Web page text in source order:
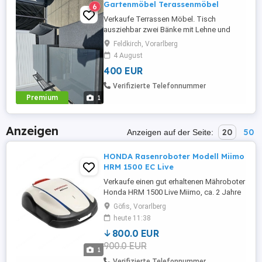
Premium 1
6 Gartenmöbel Terassenmöbel
Verkaufe Terrassen Möbel. Tisch
ausziehbar zwei Bänke mit Lehne und
zwei Bänke ohne Lehne. Kissen für jede
Bank zum befestigen. Ist alles ein Jahr alt.
Großer Tisch 90 breit,1,50 lang,69,5 hoch.
Ausziehtisch 80 breit 1,38 lang, 64,5 hoch.
Gepulvertes Aluminium, Glasplatten
Feldkirch, Vorarlberg
4 August
400 EUR
Verifizierte Telefonnummer
Anzeigen Anzeigen auf der Seite: 20 50
1
HONDA Rasenroboter Modell Miimo
HRM 1500 EC Live
Verkaufe einen gut erhaltenen Mähroboter
Honda HRM 1500 Live Miimo, ca. 2 Jahre
in Gebrauch. Das Gerät funktioniert
einwandfrei und wurde stets zuverlässig
eingesetzt. Gekauft bei der Firma Klien
Maschinenhandel, 5 Jahre Garantie (noch
3 Jahre). Dach inklusive Highlights &
Vorteile * Für Rasenflächen ...
Göfis, Vorarlberg
heute 11:38
800.0 EUR
900.0 EUR